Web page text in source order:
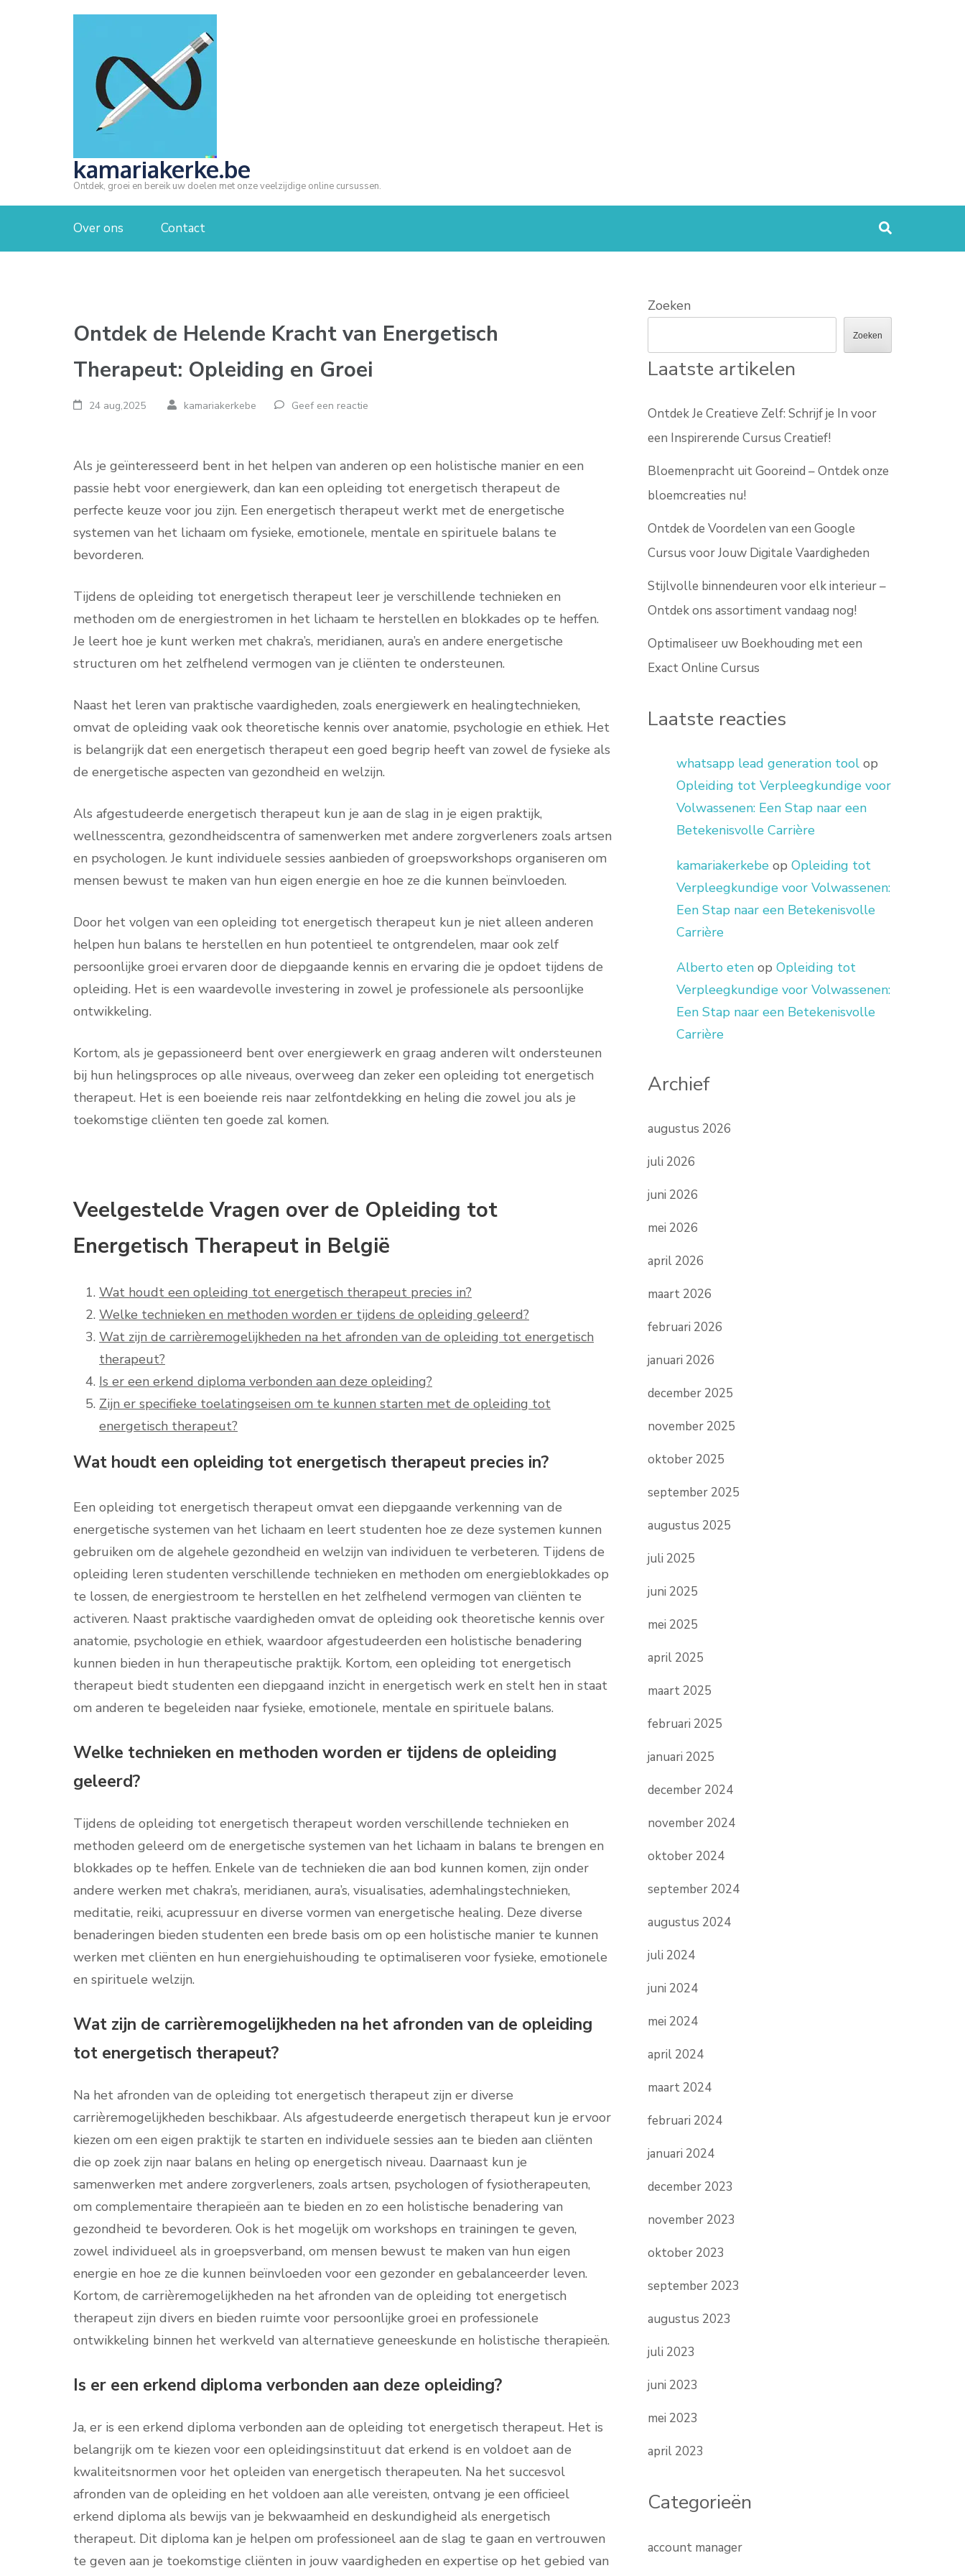
kamariakerke.be
Ontdek, groei en bereik uw doelen met onze veelzijdige online cursussen.
Over ons Contact
Ontdek de Helende Kracht van Energetisch
Therapeut: Opleiding en Groei
24 aug,2025 kamariakerkebe Geef een reactie
Als je geïnteresseerd bent in het helpen van anderen op een holistische manier en een
passie hebt voor energiewerk, dan kan een opleiding tot energetisch therapeut de
perfecte keuze voor jou zijn. Een energetisch therapeut werkt met de energetische
systemen van het lichaam om fysieke, emotionele, mentale en spirituele balans te
bevorderen.
Tijdens de opleiding tot energetisch therapeut leer je verschillende technieken en
methoden om de energiestromen in het lichaam te herstellen en blokkades op te heffen.
Je leert hoe je kunt werken met chakra’s, meridianen, aura’s en andere energetische
structuren om het zelfhelend vermogen van je cliënten te ondersteunen.
Naast het leren van praktische vaardigheden, zoals energiewerk en healingtechnieken,
omvat de opleiding vaak ook theoretische kennis over anatomie, psychologie en ethiek. Het
is belangrijk dat een energetisch therapeut een goed begrip heeft van zowel de fysieke als
de energetische aspecten van gezondheid en welzijn.
Als afgestudeerde energetisch therapeut kun je aan de slag in je eigen praktijk,
wellnesscentra, gezondheidscentra of samenwerken met andere zorgverleners zoals artsen
en psychologen. Je kunt individuele sessies aanbieden of groepsworkshops organiseren om
mensen bewust te maken van hun eigen energie en hoe ze die kunnen beïnvloeden.
Door het volgen van een opleiding tot energetisch therapeut kun je niet alleen anderen
helpen hun balans te herstellen en hun potentieel te ontgrendelen, maar ook zelf
persoonlijke groei ervaren door de diepgaande kennis en ervaring die je opdoet tijdens de
opleiding. Het is een waardevolle investering in zowel je professionele als persoonlijke
ontwikkeling.
Kortom, als je gepassioneerd bent over energiewerk en graag anderen wilt ondersteunen
bij hun helingsproces op alle niveaus, overweeg dan zeker een opleiding tot energetisch
therapeut. Het is een boeiende reis naar zelfontdekking en heling die zowel jou als je
toekomstige cliënten ten goede zal komen.
Veelgestelde Vragen over de Opleiding tot
Energetisch Therapeut in België
Wat houdt een opleiding tot energetisch therapeut precies in?
Welke technieken en methoden worden er tijdens de opleiding geleerd?
Wat zijn de carrièremogelijkheden na het afronden van de opleiding tot energetisch
therapeut?
Is er een erkend diploma verbonden aan deze opleiding?
Zijn er specifieke toelatingseisen om te kunnen starten met de opleiding tot
energetisch therapeut?
Wat houdt een opleiding tot energetisch therapeut precies in?
Een opleiding tot energetisch therapeut omvat een diepgaande verkenning van de
energetische systemen van het lichaam en leert studenten hoe ze deze systemen kunnen
gebruiken om de algehele gezondheid en welzijn van individuen te verbeteren. Tijdens de
opleiding leren studenten verschillende technieken en methoden om energieblokkades op
te lossen, de energiestroom te herstellen en het zelfhelend vermogen van cliënten te
activeren. Naast praktische vaardigheden omvat de opleiding ook theoretische kennis over
anatomie, psychologie en ethiek, waardoor afgestudeerden een holistische benadering
kunnen bieden in hun therapeutische praktijk. Kortom, een opleiding tot energetisch
therapeut biedt studenten een diepgaand inzicht in energetisch werk en stelt hen in staat
om anderen te begeleiden naar fysieke, emotionele, mentale en spirituele balans.
Welke technieken en methoden worden er tijdens de opleiding
geleerd?
Tijdens de opleiding tot energetisch therapeut worden verschillende technieken en
methoden geleerd om de energetische systemen van het lichaam in balans te brengen en
blokkades op te heffen. Enkele van de technieken die aan bod kunnen komen, zijn onder
andere werken met chakra’s, meridianen, aura’s, visualisaties, ademhalingstechnieken,
meditatie, reiki, acupressuur en diverse vormen van energetische healing. Deze diverse
benaderingen bieden studenten een brede basis om op een holistische manier te kunnen
werken met cliënten en hun energiehuishouding te optimaliseren voor fysieke, emotionele
en spirituele welzijn.
Wat zijn de carrièremogelijkheden na het afronden van de opleiding
tot energetisch therapeut?
Na het afronden van de opleiding tot energetisch therapeut zijn er diverse
carrièremogelijkheden beschikbaar. Als afgestudeerde energetisch therapeut kun je ervoor
kiezen om een eigen praktijk te starten en individuele sessies aan te bieden aan cliënten
die op zoek zijn naar balans en heling op energetisch niveau. Daarnaast kun je
samenwerken met andere zorgverleners, zoals artsen, psychologen of fysiotherapeuten,
om complementaire therapieën aan te bieden en zo een holistische benadering van
gezondheid te bevorderen. Ook is het mogelijk om workshops en trainingen te geven,
zowel individueel als in groepsverband, om mensen bewust te maken van hun eigen
energie en hoe ze die kunnen beïnvloeden voor een gezonder en gebalanceerder leven.
Kortom, de carrièremogelijkheden na het afronden van de opleiding tot energetisch
therapeut zijn divers en bieden ruimte voor persoonlijke groei en professionele
ontwikkeling binnen het werkveld van alternatieve geneeskunde en holistische therapieën.
Is er een erkend diploma verbonden aan deze opleiding?
Ja, er is een erkend diploma verbonden aan de opleiding tot energetisch therapeut. Het is
belangrijk om te kiezen voor een opleidingsinstituut dat erkend is en voldoet aan de
kwaliteitsnormen voor het opleiden van energetisch therapeuten. Na het succesvol
afronden van de opleiding en het voldoen aan alle vereisten, ontvang je een officieel
erkend diploma als bewijs van je bekwaamheid en deskundigheid als energetisch
therapeut. Dit diploma kan je helpen om professioneel aan de slag te gaan en vertrouwen
te geven aan je toekomstige cliënten in jouw vaardigheden en expertise op het gebied van
Zoeken
Zoeken
Laatste artikelen
Ontdek Je Creatieve Zelf: Schrijf je In voor
een Inspirerende Cursus Creatief!
Bloemenpracht uit Gooreind – Ontdek onze
bloemcreaties nu!
Ontdek de Voordelen van een Google
Cursus voor Jouw Digitale Vaardigheden
Stijlvolle binnendeuren voor elk interieur –
Ontdek ons assortiment vandaag nog!
Optimaliseer uw Boekhouding met een
Exact Online Cursus
Laatste reacties
whatsapp lead generation tool op
Opleiding tot Verpleegkundige voor
Volwassenen: Een Stap naar een
Betekenisvolle Carrière
kamariakerkebe opOpleiding tot
Verpleegkundige voor Volwassenen:
Een Stap naar een Betekenisvolle
Carrière
Alberto eten opOpleiding tot
Verpleegkundige voor Volwassenen:
Een Stap naar een Betekenisvolle
Carrière
Archief
augustus 2026
juli 2026
juni 2026
mei 2026
april 2026
maart 2026
februari 2026
januari 2026
december 2025
november 2025
oktober 2025
september 2025
augustus 2025
juli 2025
juni 2025
mei 2025
april 2025
maart 2025
februari 2025
januari 2025
december 2024
november 2024
oktober 2024
september 2024
augustus 2024
juli 2024
juni 2024
mei 2024
april 2024
maart 2024
februari 2024
januari 2024
december 2023
november 2023
oktober 2023
september 2023
augustus 2023
juli 2023
juni 2023
mei 2023
april 2023
Categorieën
account manager